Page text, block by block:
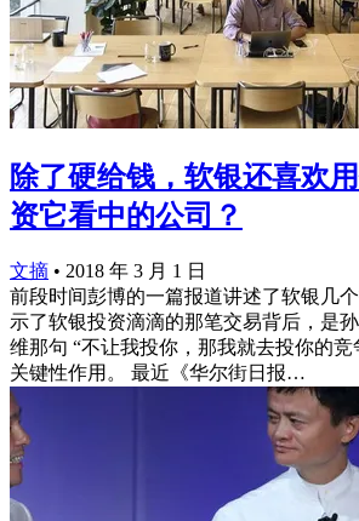
除了硬给钱，软银还喜欢
资它看中的公司？
文摘 • 2018 年 3 月 1 日
前段时间彭博的一篇报道讲述了软银几
示了软银投资滴滴的那笔交易背后，是
维那句 “不让我投你，那我就去投你的竞
关键性作用。 最近《华尔街日报…